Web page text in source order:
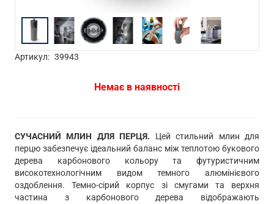
Артикул: 39943
Немає в наявності
СУЧАСНИЙ МЛИН ДЛЯ ПЕРЦЯ. Цей стильний млин для
перцю забезпечує ідеальний баланс між теплотою букового
дерева карбонового кольору та футуристичним
високотехнологічним видом темного алюмінієвого
оздоблення. Темно-сірий корпус зі смугами та верхня
частина з карбонового дерева відображають